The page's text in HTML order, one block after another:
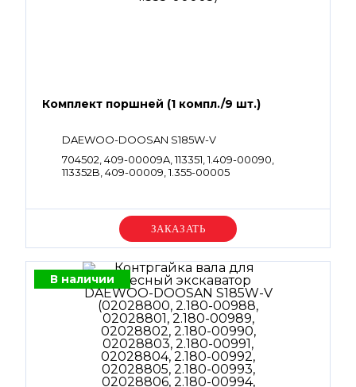
Комплект поршней (1 компл./9 шт.)
DAEWOO-DOOSAN S185W-V
704502, 409-00009A, 113351, 1.409-00090,
113352B, 409-00009, 1.355-00005
Уточняйте цену
В наличии